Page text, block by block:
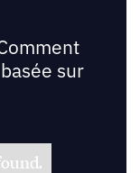
sur